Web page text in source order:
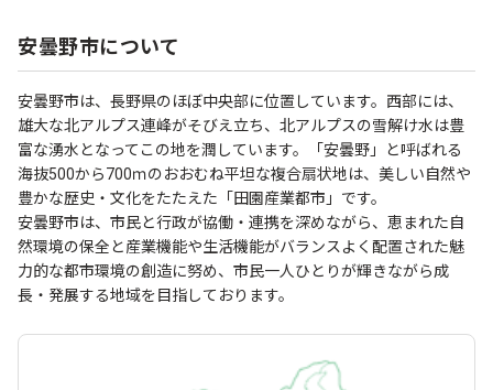
安曇野市について
安曇野市は、長野県のほぼ中央部に位置しています。西部には、
雄大な北アルプス連峰がそびえ立ち、北アルプスの雪解け水は豊
富な湧水となってこの地を潤しています。「安曇野」と呼ばれる
海抜500から700ｍのおおむね平坦な複合扇状地は、美しい自然や
豊かな歴史・文化をたたえた「田園産業都市」です。
安曇野市は、市民と行政が協働・連携を深めながら、恵まれた自
然環境の保全と産業機能や生活機能がバランスよく配置された魅
力的な都市環境の創造に努め、市民一人ひとりが輝きながら成
長・発展する地域を目指しております。